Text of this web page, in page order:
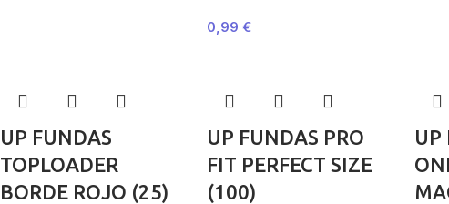
0,99 €
UP FUNDAS
TOPLOADER
BORDE ROJO (25)
UP FUNDAS PRO
FIT PERFECT SIZE
(100)
UP